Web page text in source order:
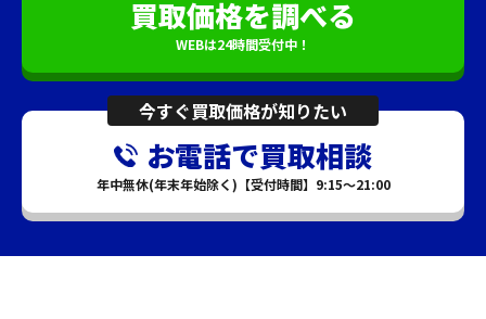
買取価格を調べる
WEBは24時間受付中！
今すぐ買取価格が知りたい
お電話で買取相談
年中無休(年末年始除く)【受付時間】9:15～21:00